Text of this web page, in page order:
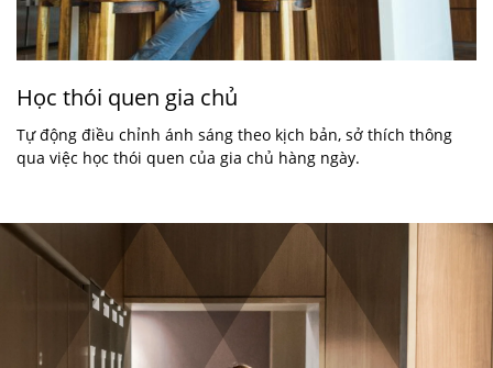
Học thói quen gia chủ
Tự động điều chỉnh ánh sáng theo kịch bản, sở thích thông
qua việc học thói quen của gia chủ hàng ngày.